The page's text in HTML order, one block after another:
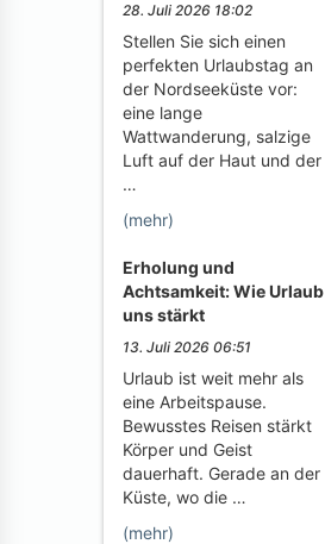
28. Juli 2026 18:02
Stellen Sie sich einen
perfekten Urlaubstag an
der Nordseeküste vor:
eine lange
Wattwanderung, salzige
Luft auf der Haut und der
…
(mehr)
Erholung und
Achtsamkeit: Wie Urlaub
uns stärkt
13. Juli 2026 06:51
Urlaub ist weit mehr als
eine Arbeitspause.
Bewusstes Reisen stärkt
Körper und Geist
dauerhaft. Gerade an der
Küste, wo die …
(mehr)